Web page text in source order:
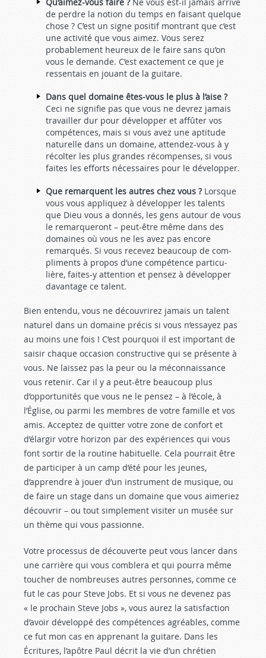
de perdre la notion du temps en faisant quelque
chose ? C’est un signe positif montrant que c’est
une activité que vous ai­mez. Vous serez
probablement heureux de le faire sans qu’on
vous le demande. C’est exactement ce que je
ressentais en jouant de la guitare.
Dans quel domaine êtes-vous le plus à l’aise ?
Ceci ne signifie pas que vous ne devrez jamais
travailler dur pour développer et affûter vos
compétences, mais si vous avez une aptitude
naturelle dans un domaine, attendez-vous à y
récolter les plus grandes récompenses, si vous
faites les efforts nécessaires pour le développer.
Que remarquent les autres chez vous ?Lorsque
vous vous appliquez à développer les talents
que Dieu vous a donnés, les gens autour de vous
le remarqueront – peut-être même dans des
domaines où vous ne les avez pas encore
remarqués. Si vous recevez beaucoup de com­
pliments à propos d’une compétence particu­
lière, faites-y attention et pensez à développer
davantage ce talent.
Bien entendu, vous ne découvrirez jamais un talent
naturel dans un domaine précis si vous n’essayez pas
au moins une fois ! C’est pourquoi il est important de
saisir chaque occasion constructive qui se présente à
vous. Ne laissez pas la peur ou la méconnaissance
vous retenir. Car il y a peut-être beaucoup plus
d’opportuni­tés que vous ne le pensez – à l’école, à
l’Église, ou parmi les membres de votre famille et vos
amis. Acceptez de quitter votre zone de confort et
d’élargir votre horizon par des expériences qui vous
font sortir de la routine ha­bituelle. Cela pourrait être
de participer à un camp d’été pour les jeunes,
d’apprendre à jouer d’un instrument de musique, ou
de faire un stage dans un domaine que vous aimeriez
découvrir – ou tout simplement visiter un mu­sée sur
un thème qui vous passionne.
Votre processus de découverte peut vous lancer dans
une carrière qui vous comblera et qui pourra même
tou­cher de nombreuses autres personnes, comme ce
fut le cas pour Steve Jobs. Et si vous ne devenez pas
« le pro­chain Steve Jobs », vous aurez la satisfaction
d’avoir dé­veloppé des compétences agréables, comme
ce fut mon cas en apprenant la guitare. Dans les
Écritures, l’apôtre Paul décrit la vie d’un chrétien